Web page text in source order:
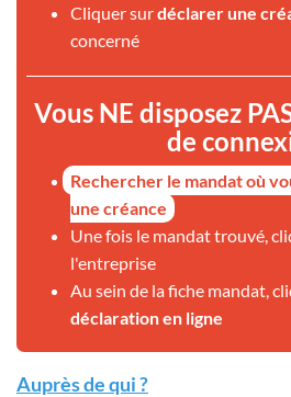
Cliquer surdéclarer une
concerné
Vous NE disposez
de
Rechercher le mandat où
une créance
Une fois le mandat trouvé,
l'entreprise
Au sein de la fiche mandat,
déclaration en ligne
Auprès de qui ?